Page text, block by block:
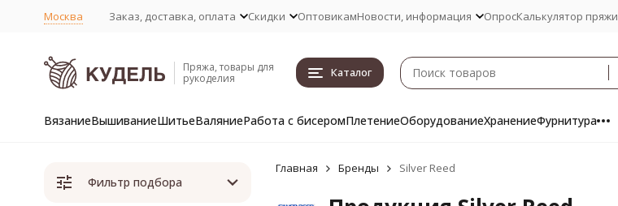
Москва Заказ, доставка, оплата Скидки ОптовикамНовости, информация ОпросКалькулятор пряжи
Пряжа, товары для
рукоделия
Каталог
ВязаниеВышиваниеШитьеВаляниеРабота с бисеромПлетениеОборудованиеХранениеФурнитура
Главная Бренды Silver Reed
Фильтр подбора